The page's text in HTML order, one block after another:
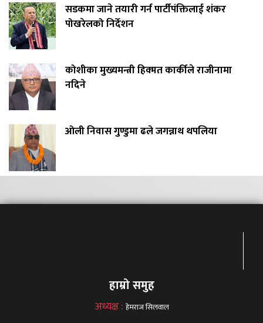
सडकमा जाने तयारी गर्न पार्टीपंक्तिलाई शंकर
पोखरेलको निर्देशन
कोशीका मुख्यमन्त्री हिक्मत कार्कीले राजीनामा
नदिने
ओली निवास गुण्डुमा ढले जगन्नाथ थपलिया
हाम्रो समुह
अध्यक्ष : हेमराज सिलवाल